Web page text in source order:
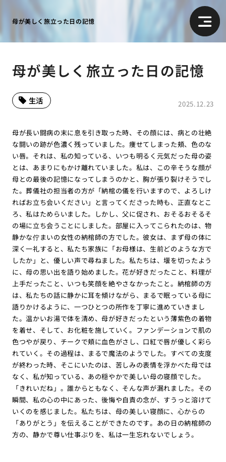
母が美しく旅立った日の記憶
母が美しく旅立った日の記憶
2025.12.23
生活
母が長い闘病の末に息を引き取った時、その顔には、病との壮絶
な闘いの跡が色濃く残っていました。痩せてしまった頬、色のな
い唇。それは、私の知っている、いつも明るく元気だった母の姿
とは、あまりにもかけ離れていました。私は、この辛そうな顔が
母との最後の記憶になってしまうのかと、胸が張り裂けそうでし
た。葬儀社の担当者の方が「納棺の儀を行いますので、よろしけ
ればお立ち会いください」と言ってくださった時も、正直なとこ
ろ、私はためらいました。しかし、父に促され、おそるおそるそ
の場に立ち会うことにしました。部屋に入ってこられたのは、物
静かな佇まいの女性の納棺師の方でした。彼女は、まず母の体に
深く一礼すると、私たち家族に「お母様は、生前どのような方で
したか」と、優しい声で尋ねました。私たちは、堰を切ったよう
に、母の思い出を語り始めました。花が好きだったこと、料理が
上手だったこと、いつも笑顔を絶やさなかったこと。納棺師の方
は、私たちの話に静かに耳を傾けながら、まるで眠っている母に
語りかけるように、一つひとつの所作を丁寧に進めていきまし
た。温かいお湯で体を清め、母が好きだったという薄紫色の着物
を着せ、そして、お化粧を施していく。ファンデーションで肌の
色つやが戻り、チークで頬に血色がさし、口紅で唇が優しく彩ら
れていく。その過程は、まるで魔法のようでした。すべての支度
が終わった時、そこにいたのは、苦しみの表情を浮かべた母では
なく、私が知っている、あの穏やかで美しい母の寝顔でした。
「きれいだね」。誰からともなく、そんな声が漏れました。その
瞬間、私の心の中にあった、後悔や自責の念が、すうっと溶けて
いくのを感じました。私たちは、母の美しい寝顔に、心からの
「ありがとう」を伝えることができたのです。あの日の納棺師の
方の、静かで尊い仕事ぶりを、私は一生忘れないでしょう。